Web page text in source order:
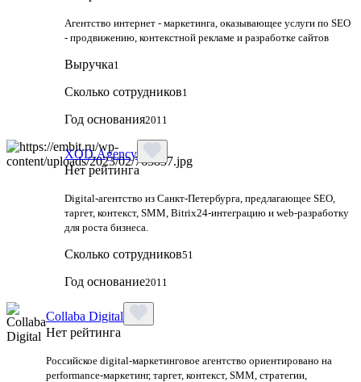
Агентство интернет - маркетинга, оказывающее услуги по SEO
- продвижению, контекстной рекламе и разработке сайтов
Выручка1
Сколько сотрудников1
Год основания2011
XOD.Agency
Нет рейтинга
Digital-агентство из Санкт-Петербурга, предлагающее SEO,
таргет, контекст, SMM, Bitrix24-интеграцию и web-разработку
для роста бизнеса.
Сколько сотрудников51
Год основание2011
Collaba Digital
Нет рейтинга
Российское digital-маркетинговое агентство ориентировано на
performance-маркетинг, таргет, контекст, SMM, стратегии,